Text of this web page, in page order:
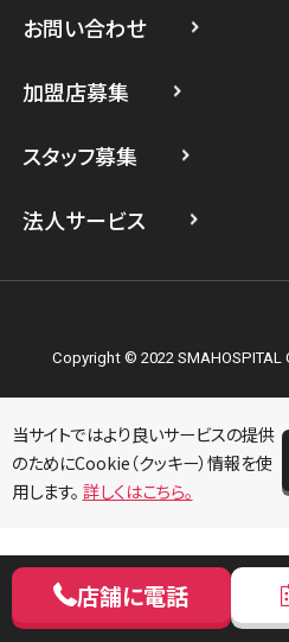
スマホスピタル 武蔵小杉
スマホスピタル テルル上
お問い合わせ
加盟店募集
スタッフ募集
法人サービス
Copyright © 2022 SMAHOSPITAL
店舗に電話
当サイトではより良いサービスの提供
のためにCookie（クッキー）情報を使
用します。 詳しくはこちら。